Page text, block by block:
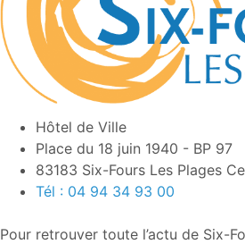
Hôtel de Ville
Place du 18 juin 1940 - BP 97
83183 Six-Fours Les Plages
Tél : 04 94 34 93 00
Pour retrouver toute l’actu de Six-